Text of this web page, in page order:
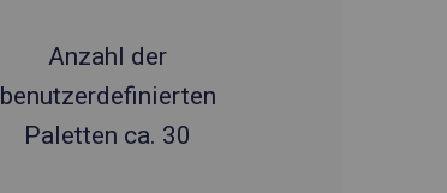
Anzahl der
benutzerdefinierten
Paletten ca. 30